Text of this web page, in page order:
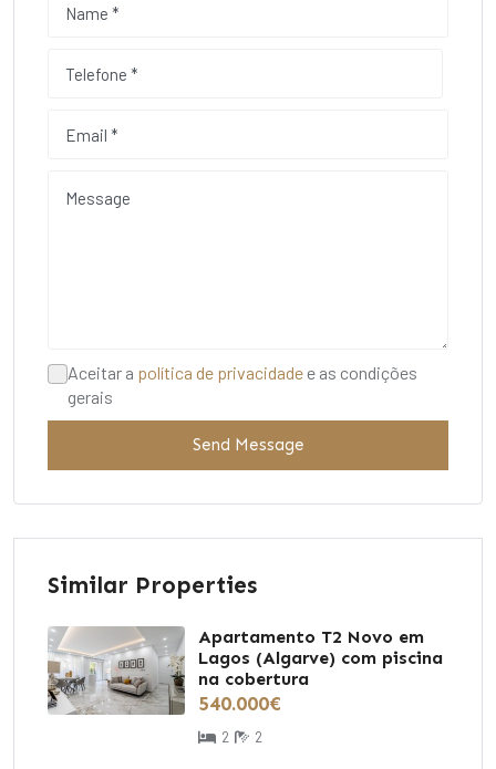
Aceitar a política de privacidade e as condições
gerais
Send Message
Similar Properties
Apartamento T2 Novo em
Lagos (Algarve) com piscina
na cobertura
540.000€
2 2